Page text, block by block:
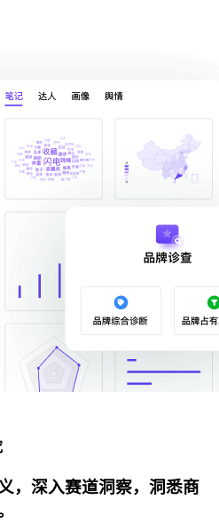
，深入赛道洞察，洞悉商